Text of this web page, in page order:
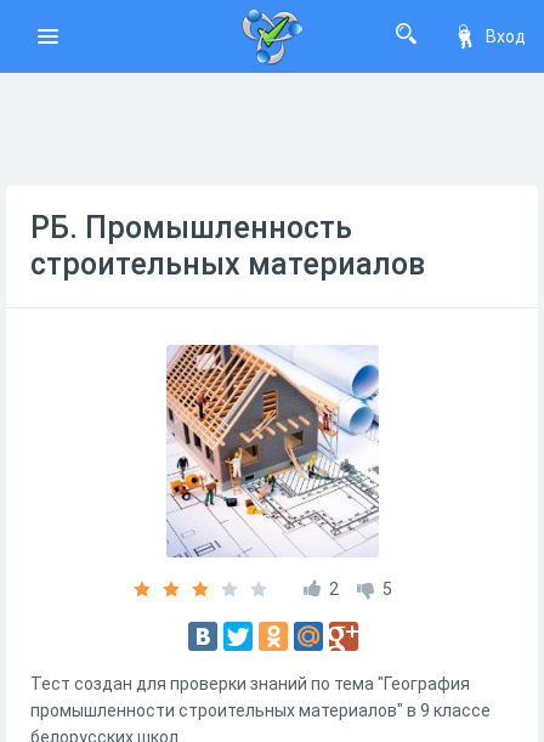
Вход
РБ. Промышленность
строительных материалов
2 5
Тест создан для проверки знаний по тема "География
промышленности строительных материалов" в 9 классе
белорусских школ